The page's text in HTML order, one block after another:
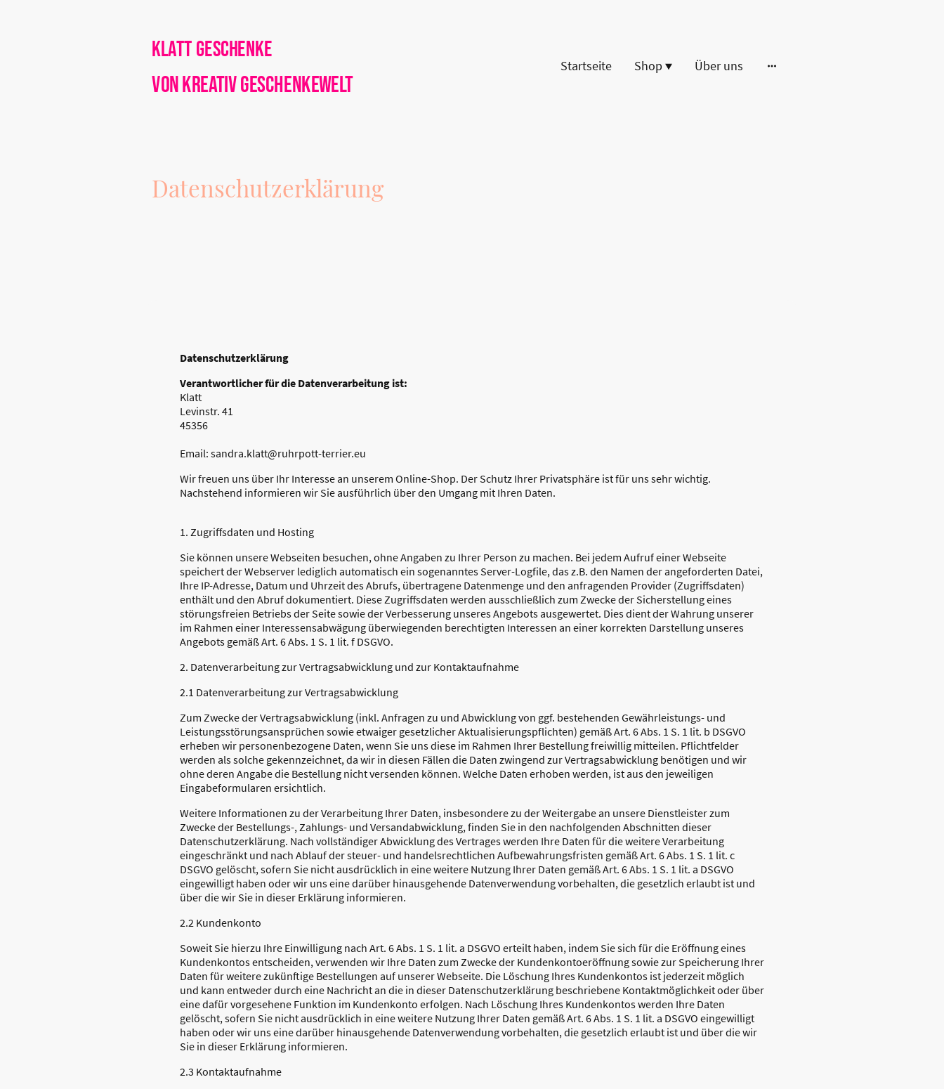
Klatt Geschenke
von Kreativ Geschenkewelt
Startseite Shop Über uns
Datenschutzerklärung
Datenschutzerklärung
Verantwortlicher für die Datenverarbeitung ist:
Klatt
Levinstr. 41
45356
Email: sandra.klatt@ruhrpott-terrier.eu
Wir freuen uns über Ihr Interesse an unserem Online-Shop. Der Schutz Ihrer Privatsphäre ist für uns sehr wichtig.
Nachstehend informieren wir Sie ausführlich über den Umgang mit Ihren Daten.
1. Zugriffsdaten und Hosting
Sie können unsere Webseiten besuchen, ohne Angaben zu Ihrer Person zu machen. Bei jedem Aufruf einer Webseite
speichert der Webserver lediglich automatisch ein sogenanntes Server-Logfile, das z.B. den Namen der angeforderten Datei,
Ihre IP-Adresse, Datum und Uhrzeit des Abrufs, übertragene Datenmenge und den anfragenden Provider (Zugriffsdaten)
enthält und den Abruf dokumentiert. Diese Zugriffsdaten werden ausschließlich zum Zwecke der Sicherstellung eines
störungsfreien Betriebs der Seite sowie der Verbesserung unseres Angebots ausgewertet. Dies dient der Wahrung unserer
im Rahmen einer Interessensabwägung überwiegenden berechtigten Interessen an einer korrekten Darstellung unseres
Angebots gemäß Art. 6 Abs. 1 S. 1 lit. f DSGVO.
2. Datenverarbeitung zur Vertragsabwicklung und zur Kontaktaufnahme
2.1 Datenverarbeitung zur Vertragsabwicklung
Zum Zwecke der Vertragsabwicklung (inkl. Anfragen zu und Abwicklung von ggf. bestehenden Gewährleistungs- und
Leistungsstörungsansprüchen sowie etwaiger gesetzlicher Aktualisierungspflichten) gemäß Art. 6 Abs. 1 S. 1 lit. b DSGVO
erheben wir personenbezogene Daten, wenn Sie uns diese im Rahmen Ihrer Bestellung freiwillig mitteilen. Pflichtfelder
werden als solche gekennzeichnet, da wir in diesen Fällen die Daten zwingend zur Vertragsabwicklung benötigen und wir
ohne deren Angabe die Bestellung nicht versenden können. Welche Daten erhoben werden, ist aus den jeweiligen
Eingabeformularen ersichtlich.
Weitere Informationen zu der Verarbeitung Ihrer Daten, insbesondere zu der Weitergabe an unsere Dienstleister zum
Zwecke der Bestellungs-, Zahlungs- und Versandabwicklung, finden Sie in den nachfolgenden Abschnitten dieser
Datenschutzerklärung. Nach vollständiger Abwicklung des Vertrages werden Ihre Daten für die weitere Verarbeitung
eingeschränkt und nach Ablauf der steuer- und handelsrechtlichen Aufbewahrungsfristen gemäß Art. 6 Abs. 1 S. 1 lit. c
DSGVO gelöscht, sofern Sie nicht ausdrücklich in eine weitere Nutzung Ihrer Daten gemäß Art. 6 Abs. 1 S. 1 lit. a DSGVO
eingewilligt haben oder wir uns eine darüber hinausgehende Datenverwendung vorbehalten, die gesetzlich erlaubt ist und
über die wir Sie in dieser Erklärung informieren.
2.2 Kundenkonto
Soweit Sie hierzu Ihre Einwilligung nach Art. 6 Abs. 1 S. 1 lit. a DSGVO erteilt haben, indem Sie sich für die Eröffnung eines
Kundenkontos entscheiden, verwenden wir Ihre Daten zum Zwecke der Kundenkontoeröffnung sowie zur Speicherung Ihrer
Daten für weitere zukünftige Bestellungen auf unserer Webseite. Die Löschung Ihres Kundenkontos ist jederzeit möglich
und kann entweder durch eine Nachricht an die in dieser Datenschutzerklärung beschriebene Kontaktmöglichkeit oder über
eine dafür vorgesehene Funktion im Kundenkonto erfolgen. Nach Löschung Ihres Kundenkontos werden Ihre Daten
gelöscht, sofern Sie nicht ausdrücklich in eine weitere Nutzung Ihrer Daten gemäß Art. 6 Abs. 1 S. 1 lit. a DSGVO eingewilligt
haben oder wir uns eine darüber hinausgehende Datenverwendung vorbehalten, die gesetzlich erlaubt ist und über die wir
Sie in dieser Erklärung informieren.
2.3 Kontaktaufnahme